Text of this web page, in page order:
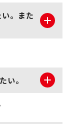
て失敗した場
すので、パス
ついてもご確
」をお間違えな
い。
。また
い。